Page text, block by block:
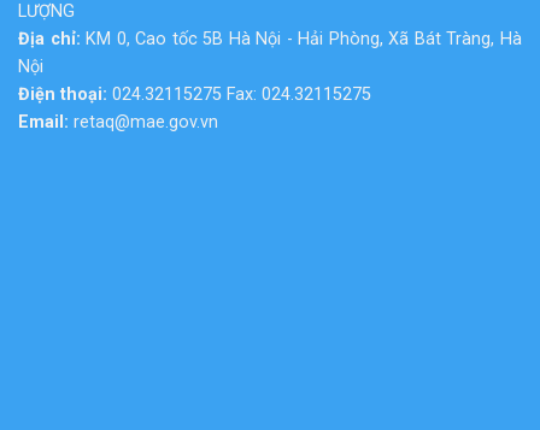
LƯỢNG
Địa chỉ: KM 0, Cao tốc 5B Hà Nội - Hải Phòng, Xã Bát Tràng, Hà
Nội
Điện thoại: 024.32115275 Fax: 024.32115275
Email: retaq@mae.gov.vn